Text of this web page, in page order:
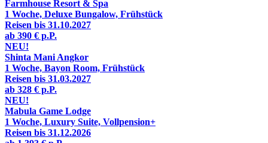
Farmhouse Resort & Spa
1 Woche, Deluxe Bungalow, Frühstück
Reisen bis 31.10.2027
ab 390 € p.P.
NEU!
Shinta Mani Angkor
1 Woche, Bayon Room, Frühstück
Reisen bis 31.03.2027
ab 328 € p.P.
NEU!
Mabula Game Lodge
1 Woche, Luxury Suite, Vollpension+
Reisen bis 31.12.2026